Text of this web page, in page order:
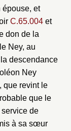
épouse, et
C.65.004 et
don de la
Ney, au
descendance
Ney
que revint le
que le
de
à sa sœur
la
Fermer